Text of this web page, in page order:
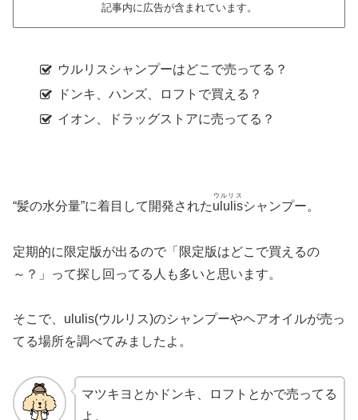
記事内に広告が含まれています。
ウルリスシャンプーはどこで売ってる？
ドンキ、ハンズ、ロフトで買える？
イオン、ドラッグストアに売ってる？
“髪の水分量”に着目して開発されたululis
ウルリス
シャンプー。
定期的に限定版が出るので「限定版はどこで買えるの
～？」って探し回ってる人も多いと思います。
そこで、ululis(ウルリス)のシャンプーやヘアオイルが売っ
てる場所を調べてみましたよ。
マツキヨとかドンキ、ロフトとかで売ってる
よ。